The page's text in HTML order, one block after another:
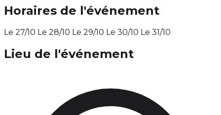
Horaires de l'événement
Le 27/10 Le 28/10 Le 29/10 Le 30/10 Le 31/10
Lieu de l'événement